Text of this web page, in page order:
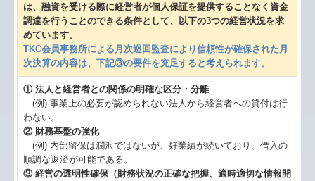
は、融資を受ける際に経営者が個人保証を提供することなく資金
調達を行うことのできる条件として、以下の3つの経営状況を求
めています。
TKC会員事務所による月次巡回監査により信頼性が確保された月
次決算の内容は、下記③の要件を充足すると考えられます。
① 法人と経営者との関係の明確な区分・分離
(例) 事業上の必要が認められない法人から経営者への貸付は行
わない。
② 財務基盤の強化
(例) 内部留保は潤沢ではないが、好業績が続いており、借入の
順調な返済が可能である。
③ 経営の透明性確保（財務状況の正確な把握、適時適切な情報開